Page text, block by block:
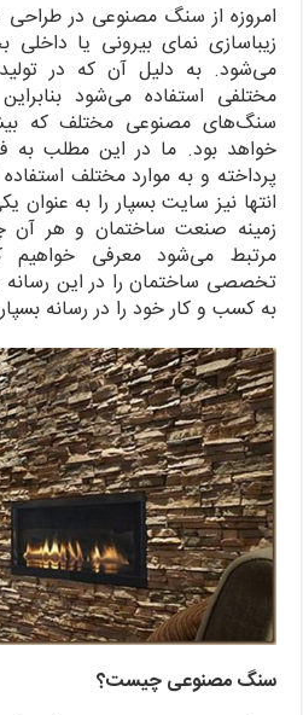
امروزه از سنگ مصنوعی در طراحی
زیباسازی نمای بیرونی یا
می‌شود. به دلیل آن که در تولید
مختلفی استفاده می‌شود
سنگ‌های مصنوعی مختلف که
خواهد بود. ما در این مطلب به
پرداخته و به موارد مختلف
انتها نیز سایت بسپار را به
زمینه صنعت ساختمان و هر آن
مرتبط می‌شود معرفی خواهیم
تخصصی ساختمان را در این رسانه
به کسب و کار خود را در رسانه
سنگ مصنوعیچیست؟